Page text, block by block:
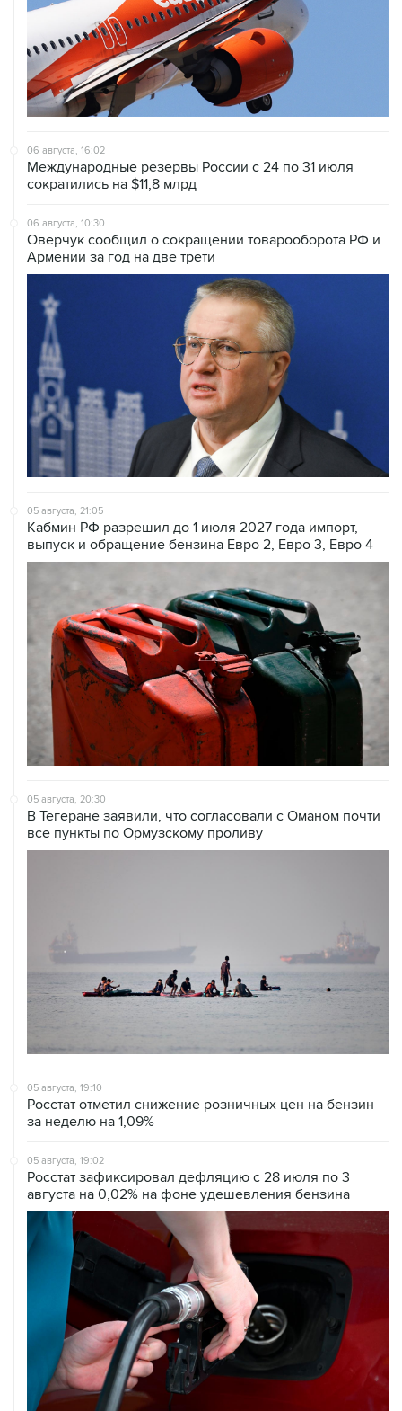
06 августа, 16:02
Международные резервы России с 24 по 31 июля
сократились на $11,8 млрд
06 августа, 10:30
Оверчук сообщил о сокращении товарооборота РФ и
Армении за год на две трети
05 августа, 21:05
Кабмин РФ разрешил до 1 июля 2027 года импорт,
выпуск и обращение бензина Евро 2, Евро 3, Евро 4
05 августа, 20:30
В Тегеране заявили, что согласовали с Оманом почти
все пункты по Ормузскому проливу
05 августа, 19:10
Росстат отметил снижение розничных цен на бензин
за неделю на 1,09%
05 августа, 19:02
Росстат зафиксировал дефляцию с 28 июля по 3
августа на 0,02% на фоне удешевления бензина